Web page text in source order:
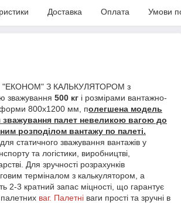
Доставка Оплата Умови
"ЕКОНОМ" З КАЛЬКУЛЯТОРОМ з
зважування 500 кг і розмірами вантажно-
800х1200 мм, полегшена модель
зважування палет невеликою вагою до
розподілом вантажу по палеті.
статичного зважування вантажів у
та логістики, виробництві,
Для зручності розрахунків
терміналом з калькулятором, а
2-3 кратний запас міцності, що гарантує
ваг. Палетні ваги прості та зручні в